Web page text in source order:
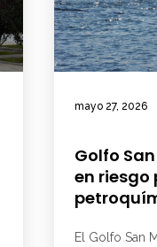
mayo 27, 2026
Golfo
en riesgo
El Golfo San